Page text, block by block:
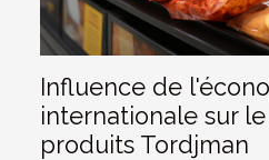
Influence de
internationale sur
produits Tordjman